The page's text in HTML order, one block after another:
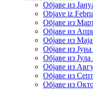
Објаве из
Objave iz
Објаве из
Објаве из
Објаве из
Објаве из
Објаве из
Објаве из
Објаве из
Објаве из